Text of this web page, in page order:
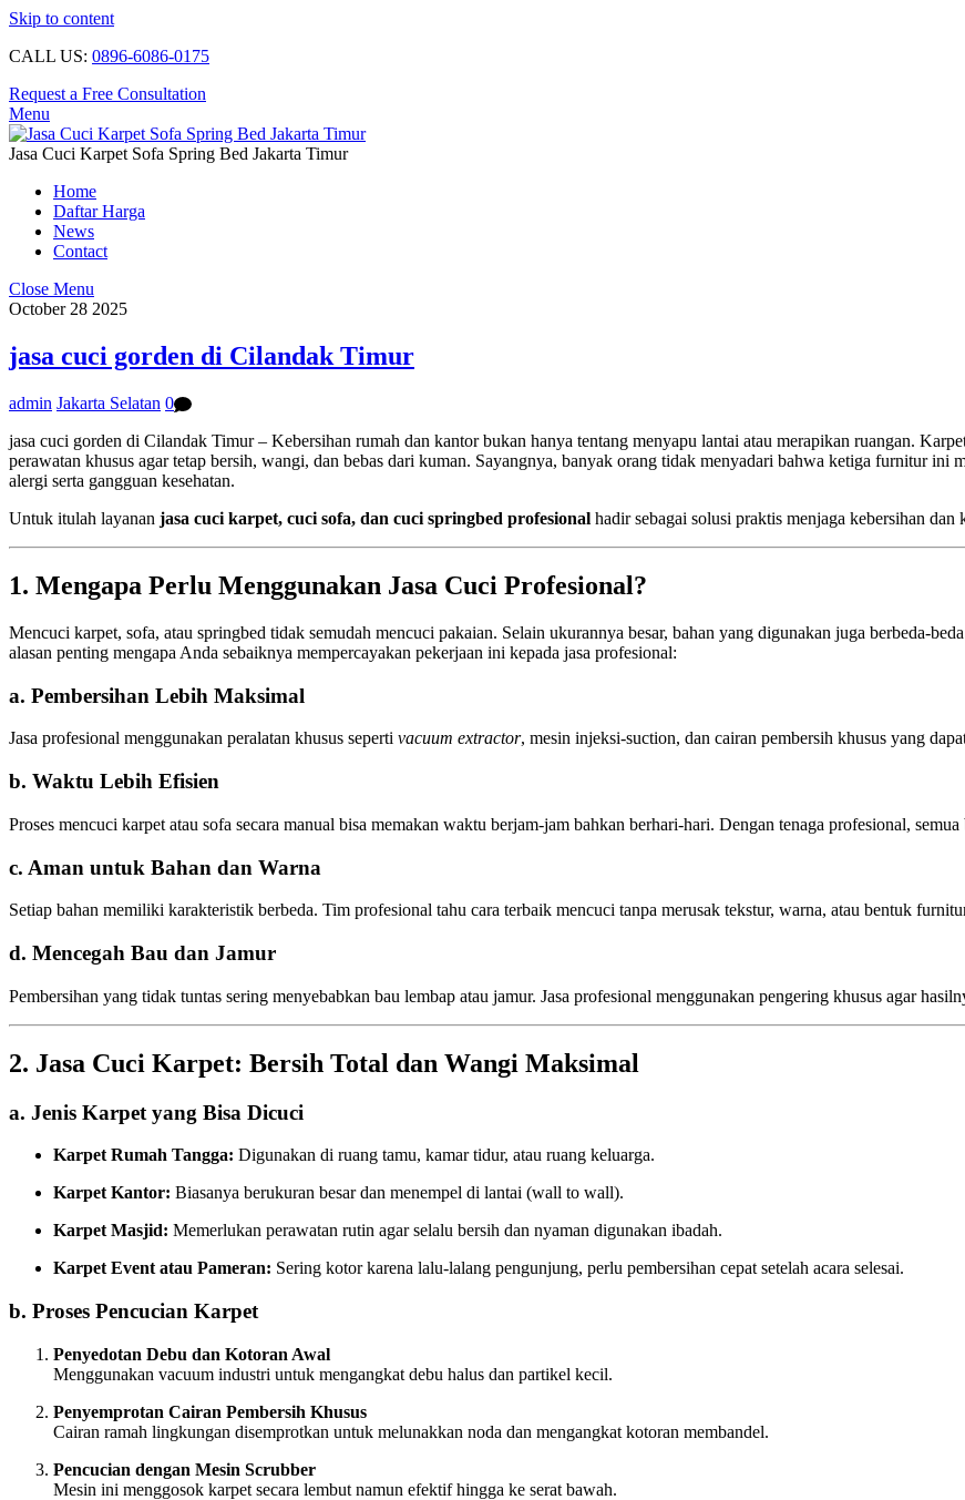
Skip to content
CALL US: 0896-6086-0175
Request a Free Consultation
Menu
Jasa Cuci Karpet Sofa Spring Bed Jakarta Timur
Home
Daftar Harga
News
Contact
Close Menu
October 28 2025
jasa cuci gorden di Cilandak Timur
admin Jakarta Selatan 0
jasa cuci gorden di Cilandak Timur – Kebersihan rumah dan kantor bukan hanya tentang menyapu lantai atau merapikan ruangan.
perawatan khusus agar tetap bersih, wangi, dan bebas dari kuman. Sayangnya, banyak orang tidak menyadari bahwa ketiga furnitur ini
alergi serta gangguan kesehatan.
Untuk itulah layanan jasa cuci karpet, cuci sofa, dan cuci springbed profesional hadir sebagai solusi praktis menjaga kebersihan dan
1. Mengapa Perlu Menggunakan Jasa Cuci Profesional?
Mencuci karpet, sofa, atau springbed tidak semudah mencuci pakaian. Selain ukurannya besar, bahan yang digunakan juga berbeda-
alasan penting mengapa Anda sebaiknya mempercayakan pekerjaan ini kepada jasa profesional:
a. Pembersihan Lebih Maksimal
Jasa profesional menggunakan peralatan khusus seperti vacuum extractor, mesin injeksi-suction, dan cairan pembersih khusus yang
b. Waktu Lebih Efisien
Proses mencuci karpet atau sofa secara manual bisa memakan waktu berjam-jam bahkan berhari-hari. Dengan tenaga profesional,
c. Aman untuk Bahan dan Warna
Setiap bahan memiliki karakteristik berbeda. Tim profesional tahu cara terbaik mencuci tanpa merusak tekstur, warna, atau bentuk
d. Mencegah Bau dan Jamur
Pembersihan yang tidak tuntas sering menyebabkan bau lembap atau jamur. Jasa profesional menggunakan pengering khusus agar
2. Jasa Cuci Karpet: Bersih Total dan Wangi Maksimal
a. Jenis Karpet yang Bisa Dicuci
Karpet Rumah Tangga: Digunakan di ruang tamu, kamar tidur, atau ruang keluarga.
Karpet Kantor: Biasanya berukuran besar dan menempel di lantai (wall to wall).
Karpet Masjid: Memerlukan perawatan rutin agar selalu bersih dan nyaman digunakan ibadah.
Karpet Event atau Pameran: Sering kotor karena lalu-lalang pengunjung, perlu pembersihan cepat setelah acara selesai.
b. Proses Pencucian Karpet
Penyedotan Debu dan Kotoran Awal
Menggunakan vacuum industri untuk mengangkat debu halus dan partikel kecil.
Penyemprotan Cairan Pembersih Khusus
Cairan ramah lingkungan disemprotkan untuk melunakkan noda dan mengangkat kotoran membandel.
Pencucian dengan Mesin Scrubber
Mesin ini menggosok karpet secara lembut namun efektif hingga ke serat bawah.